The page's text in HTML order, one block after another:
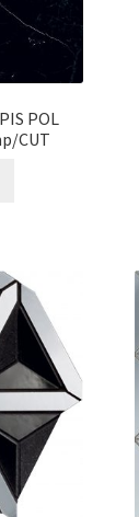
POL
CUT